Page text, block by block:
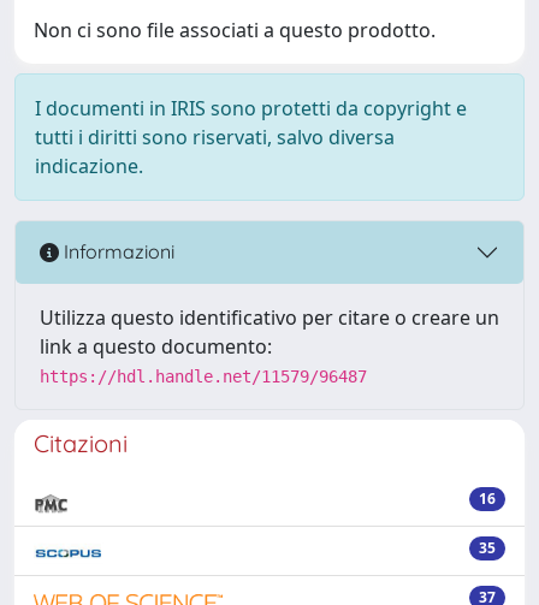
Non ci sono file associati a questo prodotto.
I documenti in IRIS sono protetti da copyright e
tutti i diritti sono riservati, salvo diversa
indicazione.
Informazioni
Utilizza questo identificativo per citare o creare un
link a questo documento:
https://hdl.handle.net/11579/96487
Citazioni
16
35
37